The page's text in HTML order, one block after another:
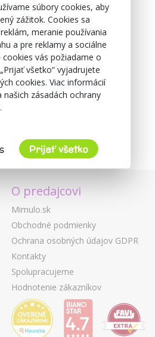
A KVALITA
O predajcovi
Mimulo.sk
Obchodné podmienky
Ochrana osobných údajov GDPR
Kontakty
Spolupracujeme
Hodnotenie zákazníkov
súbory cookies, aby
zážitok. Cookies sa
meranie používania
a pre reklamy a sociálne
vás požiadame o
všetko“ vyjadrujete
cookies. Viac informácií
zásadách ochrany
Prijať všetko